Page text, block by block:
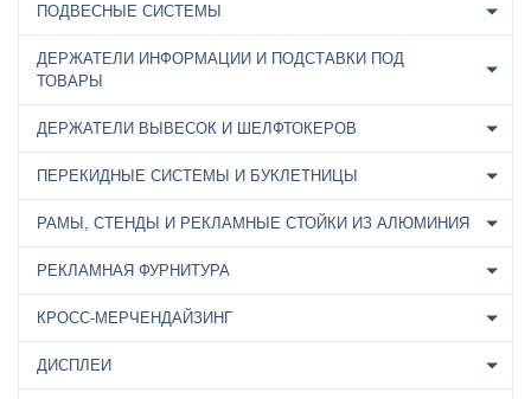
ПОДВЕСНЫЕ СИСТЕМЫ
ДЕРЖАТЕЛИ ИНФОРМАЦИИ И ПОДСТАВКИ ПОД
ТОВАРЫ
ДЕРЖАТЕЛИ ВЫВЕСОК И ШЕЛФТОКЕРОВ
ПЕРЕКИДНЫЕ СИСТЕМЫ И БУКЛЕТНИЦЫ
РАМЫ, СТЕНДЫ И РЕКЛАМНЫЕ СТОЙКИ ИЗ АЛЮМИНИЯ
РЕКЛАМНАЯ ФУРНИТУРА
КРОСС-МЕРЧЕНДАЙЗИНГ
ДИСПЛЕИ